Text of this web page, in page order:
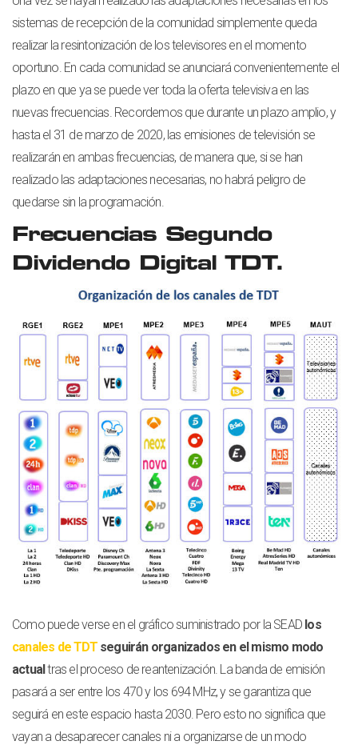
sistemas de recepción de la comunidad simplemente queda
realizar la resintonización de los televisores en el momento
oportuno. En cada comunidad se anunciará convenientemente el
plazo en que ya se puede ver toda la oferta televisiva en las
nuevas frecuencias. Recordemos que durante un plazo amplio, y
hasta el 31 de marzo de 2020, las emisiones de televisión se
realizarán en ambas frecuencias, de manera que, si se han
realizado las adaptaciones necesarias, no habrá peligro de
quedarse sin la programación.
Frecuencias Segundo
Dividendo Digital TDT.
Como puede verse en el gráfico suministrado por la SEAD los
canales de TDTseguirán organizados en el mismo modo
actualtras el proceso de reantenización. La banda de emisión
pasará a ser entre los 470 y los 694 MHz, y se garantiza que
seguirá en este espacio hasta 2030. Pero esto no significa que
vayan a desaparecer canales ni a organizarse de un modo